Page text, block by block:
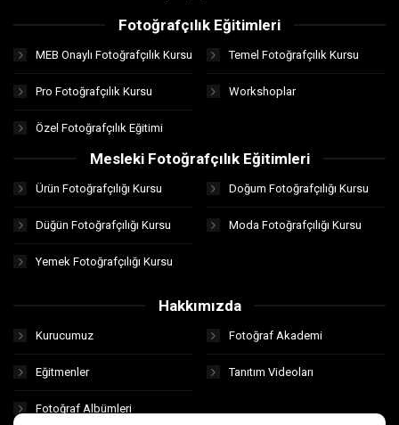
Fotoğrafçılık Eğitimleri
MEB Onaylı Fotoğrafçılık Kursu Temel Fotoğrafçılık Kursu
Pro Fotoğrafçılık Kursu Workshoplar
Özel Fotoğrafçılık Eğitimi
Mesleki Fotoğrafçılık Eğitimleri
Ürün Fotoğrafçılığı Kursu Doğum Fotoğrafçılığı Kursu
Düğün Fotoğrafçılığı Kursu Moda Fotoğrafçılığı Kursu
Yemek Fotoğrafçılığı Kursu
Hakkımızda
Kurucumuz Fotoğraf Akademi
Eğitmenler Tanıtım Videoları
Fotoğraf Albümleri